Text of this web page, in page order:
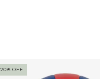
20% OFF